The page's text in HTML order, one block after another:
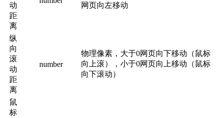
动
距
离
网页向左移动
纵
向
滚
动
距
离
number
物理像素，大于0网页向下移动（鼠标
向上滚），小于0网页向上移动（鼠标
向下滚动）
鼠
标